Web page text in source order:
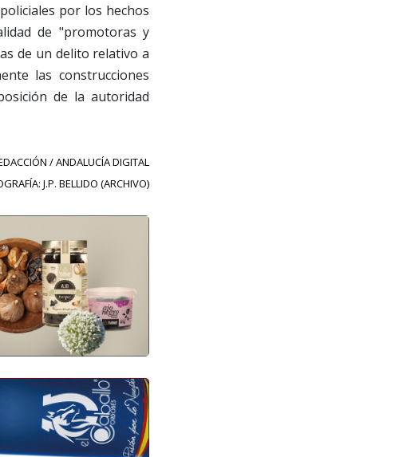
por los hechos
de "promotoras y
de un delito relativo a
las construcciones
de la autoridad
/ ANDALUCÍA DIGITAL
J.P. BELLIDO (ARCHIVO)